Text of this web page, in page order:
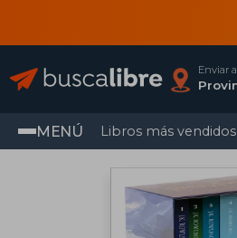
Enviar a
MENÚ Libros más vendidos